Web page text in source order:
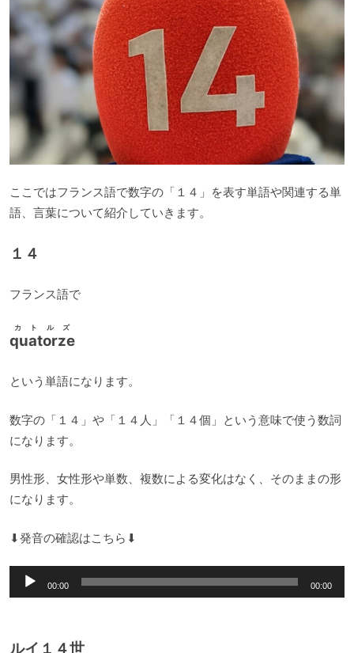
ここではフランス語で数字の「１４」を表す単語や関連する単
語、言葉について紹介していきます。
１４
フランス語で
quatorze
カトルズ
という単語になります。
数字の「１４」や「１４人」「１４個」という意味で使う数詞
になります。
男性形、女性形や単数、複数による変化はなく、そのままの形
になります。
⬇︎発音の確認はこちら⬇︎
声
レ
00:00 00:00
ルイ１４世